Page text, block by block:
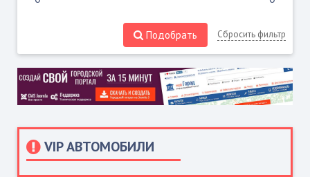
VIP АВТОМОБИЛИ
Подобрать Сбросить фильтр